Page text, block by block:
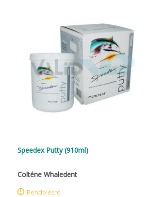
Speedex Putty (910ml)
Colténe Whaledent
Rendelésre